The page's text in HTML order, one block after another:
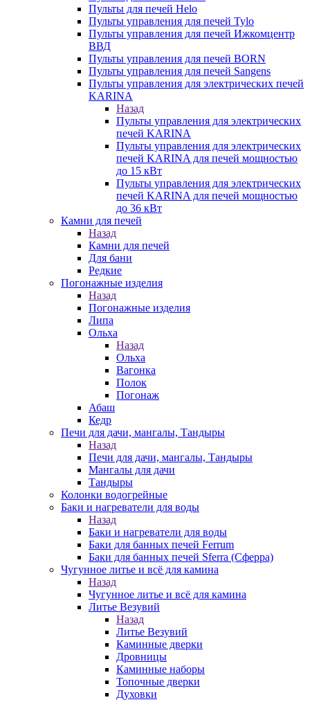
Пульты для печей Helo
Пульты управления для печей Tylo
Пульты управления для печей Ижкомцентр
ВВД
Пульты управления для печей BORN
Пульты управления для печей Sangens
Пульты управления для электрических печей
KARINA
Назад
Пульты управления для электрических
печей KARINA
Пульты управления для электрических
печей KARINA для печей мощностью
до 15 кВт
Пульты управления для электрических
печей KARINA для печей мощностью
до 36 кВт
Камни для печей
Назад
Камни для печей
Для бани
Редкие
Погонажные изделия
Назад
Погонажные изделия
Липа
Ольха
Назад
Ольха
Вагонка
Полок
Погонаж
Абаш
Кедр
Печи для дачи, мангалы, Тандыры
Назад
Печи для дачи, мангалы, Тандыры
Мангалы для дачи
Тандыры
Колонки водогрейные
Баки и нагреватели для воды
Назад
Баки и нагреватели для воды
Баки для банных печей Ferrum
Баки для банных печей Sferra (Сферра)
Чугунное литье и всё для камина
Назад
Чугунное литье и всё для камина
Литье Везувий
Назад
Литье Везувий
Каминные дверки
Дровницы
Каминные наборы
Топочные дверки
Духовки